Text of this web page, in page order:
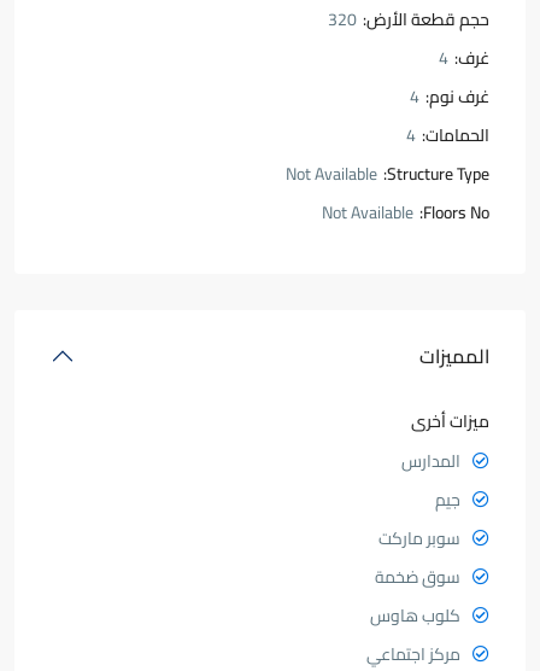
حجم قطعة الأرض: 320
غرف: 4
غرف نوم: 4
الحمامات: 4
Structure Type:
Not Available
Floors No:
Not Available
المميزات
ميزات أخرى
المدارس
جيم
سوبر ماركت
سوق ضخمة
كلوب هاوس
مركز اجتماعي